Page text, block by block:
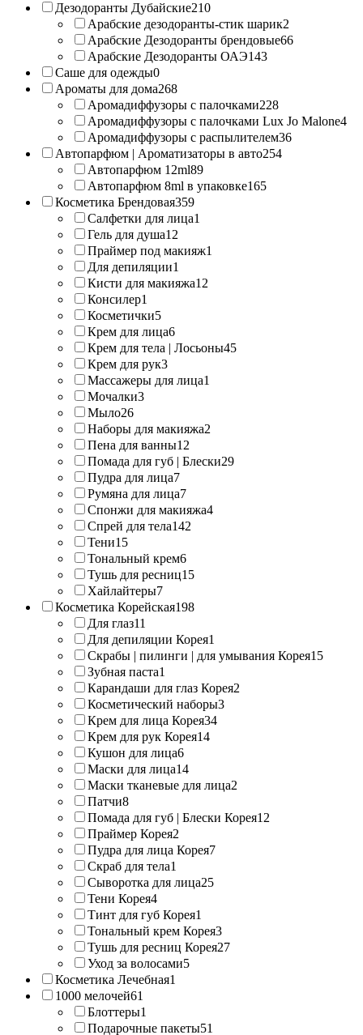
Дезодоранты Дубайские210
Арабские дезодоранты-стик шарик2
Арабские Дезодоранты брендовые66
Арабские Дезодоранты ОАЭ143
Саше для одежды0
Ароматы для дома268
Аромадиффузоры с палочками228
Аромадиффузоры с палочками Lux Jo Malone4
Аромадиффузоры с распылителем36
Автопарфюм | Ароматизаторы в авто254
Автопарфюм 12ml89
Автопарфюм 8ml в упаковке165
Косметика Брендовая359
Салфетки для лица1
Гель для душа12
Праймер под макияж1
Для депиляции1
Кисти для макияжа12
Консилер1
Косметички5
Крем для лица6
Крем для тела | Лосьоны45
Крем для рук3
Массажеры для лица1
Мочалки3
Мыло26
Наборы для макияжа2
Пена для ванны12
Помада для губ | Блески29
Пудра для лица7
Румяна для лица7
Спонжи для макияжа4
Спрей для тела142
Тени15
Тональный крем6
Тушь для ресниц15
Хайлайтеры7
Косметика Корейская198
Для глаз11
Для депиляции Корея1
Скрабы | пилинги | для умывания Корея15
Зубная паста1
Карандаши для глаз Корея2
Косметический наборы3
Крем для лица Корея34
Крем для рук Корея14
Кушон для лица6
Маски для лица14
Маски тканевые для лица2
Патчи8
Помада для губ | Блески Корея12
Праймер Корея2
Пудра для лица Корея7
Скраб для тела1
Сыворотка для лица25
Тени Корея4
Тинт для губ Корея1
Тональный крем Корея3
Тушь для ресниц Корея27
Уход за волосами5
Косметика Лечебная1
1000 мелочей61
Блоттеры1
Подарочные пакеты51